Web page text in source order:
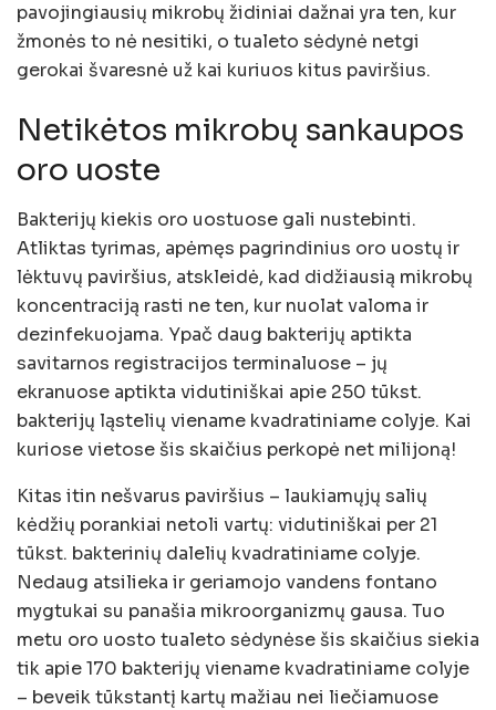
pavojingiausių mikrobų židiniai dažnai yra ten, kur
žmonės to nė nesitiki, o tualeto sėdynė netgi
gerokai švaresnė už kai kuriuos kitus paviršius.
Netikėtos mikrobų sankaupos
oro uoste
Bakterijų kiekis oro uostuose gali nustebinti.
Atliktas tyrimas, apėmęs pagrindinius oro uostų ir
lėktuvų paviršius, atskleidė, kad didžiausią mikrobų
koncentraciją rasti ne ten, kur nuolat valoma ir
dezinfekuojama. Ypač daug bakterijų aptikta
savitarnos registracijos terminaluose – jų
ekranuose aptikta vidutiniškai apie 250 tūkst.
bakterijų ląstelių viename kvadratiniame colyje. Kai
kuriose vietose šis skaičius perkopė net milijoną!
Kitas itin nešvarus paviršius – laukiamųjų salių
kėdžių porankiai netoli vartų: vidutiniškai per 21
tūkst. bakterinių dalelių kvadratiniame colyje.
Nedaug atsilieka ir geriamojo vandens fontano
mygtukai su panašia mikroorganizmų gausa. Tuo
metu oro uosto tualeto sėdynėse šis skaičius siekia
tik apie 170 bakterijų viename kvadratiniame colyje
– beveik tūkstantį kartų mažiau nei liečiamuose